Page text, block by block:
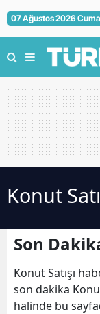
07 Ağustos 2026 Cuma
Konut
Son
Konut Satışı
son dakika
halinde bu